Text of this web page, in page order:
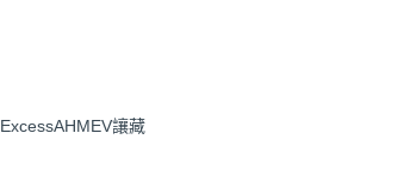
ExcessAHMEV讓藏